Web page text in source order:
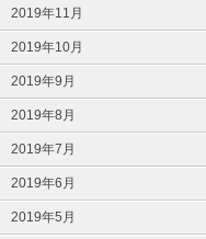
2019年11月
2019年10月
2019年9月
2019年8月
2019年7月
2019年6月
2019年5月